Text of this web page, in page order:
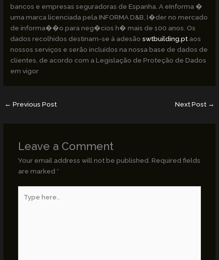
bancos e empresas seguradoras de Espanha. A eInforma �
uma marca licenciada pela INFORMA D&B, l�der no mercado
de informa��o para neg�cios h� mais de 100 anos. Os
dados recolhidos destinam-se à adesãoswtbuilding.pt aos
nossos serviços e serão incluídos na nossa base de dados de
clientes, de acordo com a Legislação de Proteção de Dados
em vigor
← Previous Post Next Post →
Leave a Comment
Your email address will not be published. Required fields
are marked *
here..